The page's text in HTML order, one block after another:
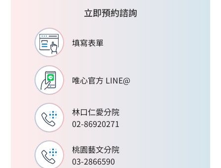
立即預約諮詢
填寫表單
唯心官方 LINE@
林口仁愛分院
02-86920271
桃園藝文分院
03-2866590